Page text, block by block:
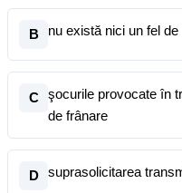
B nu există nici un fel de
C
şocurile provocate în
de frânare
D suprasolicitarea